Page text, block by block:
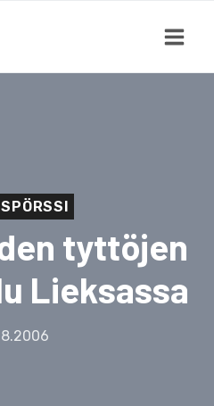
tyttöjen
Lieksassa